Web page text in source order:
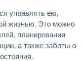
управлять ею,
жизнью. Это можно
планирования
а также заботы о